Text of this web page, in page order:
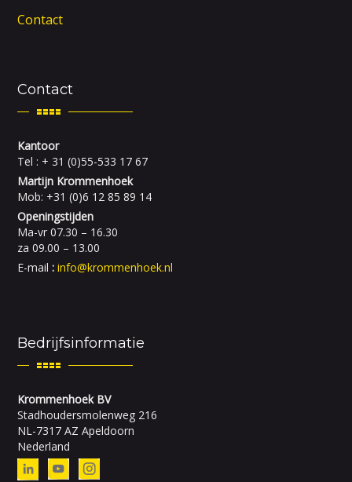
Contact
Contact
Kantoor
Tel : + 31 (0)55-533 17 67
Martijn Krommenhoek
Mob: +31 (0)6 12 85 89 14
Openingstijden
Ma-vr 07.30 – 16.30
za 09.00 – 13.00
E-mail :info@krommenhoek.nl
Bedrijfsinformatie
Krommenhoek BV
Stadhoudersmolenweg 216
NL-7317 AZ Apeldoorn
Nederland